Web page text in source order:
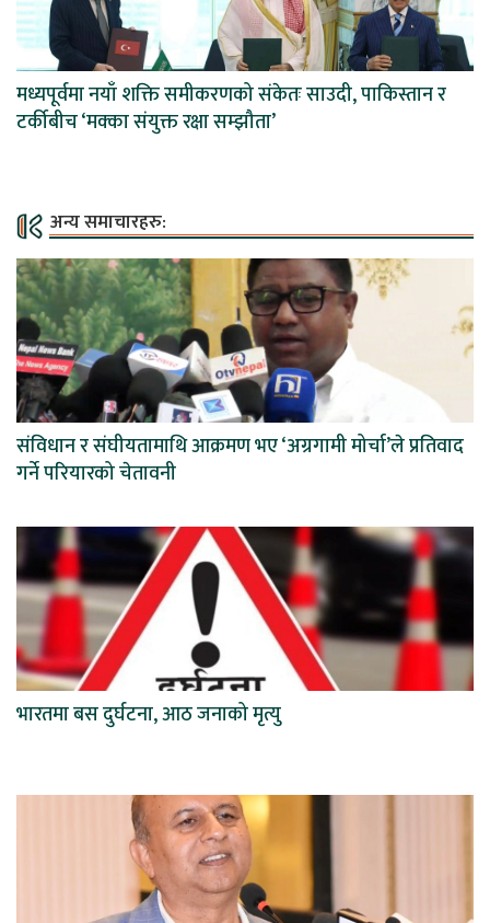
मध्यपूर्वमा नयाँ शक्ति समीकरणको संकेतः साउदी, पाकिस्तान र
टर्कीबीच ‘मक्का संयुक्त रक्षा सम्झौता’
अन्य समाचारहरु:
संविधान र संघीयतामाथि आक्रमण भए ‘अग्रगामी मोर्चा’ले प्रतिवाद
गर्ने परियारको चेतावनी
भारतमा बस दुर्घटना, आठ जनाको मृत्यु